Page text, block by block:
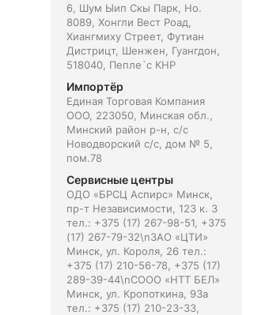
6, Шум Ыип Скы Парк, Но.
8089, Хонгли Вест Роад,
Xиангмиху Стреет, Футиан
Дистрицт, Шенжен, Гуангдон,
518040, Пепле`с КНР
Импортёр
Единая Торговая Компания
ООО, 223050, Минская обл.,
Минский район р-н, с/с
Новодворский с/с, дом № 5,
пом.78
Сервисные центры
ОДО «БРСЦ Аспирс» Минск,
пр-т Независимости, 123 к. 3
тел.: +375 (17) 267-98-51, +375
(17) 267-79-32\nЗАО «ЦТИ»
Минск, ул. Короля, 26 тел.:
+375 (17) 210-56-78, +375 (17)
289-39-44\nСООО «НТТ БЕЛ»
Минск, ул. Кропоткина, 93а
тел.: +375 (17) 210-23-33,